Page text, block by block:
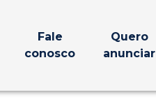
Fale
conosco
Quero
anunciar